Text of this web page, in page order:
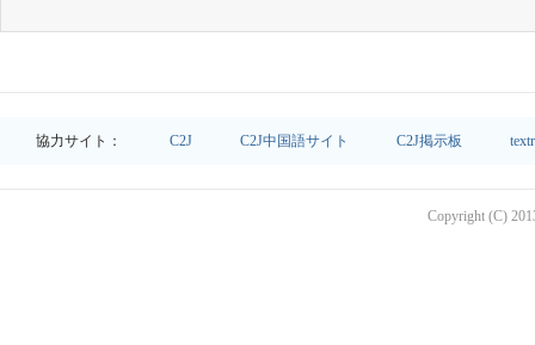
協力サイト： C2J C2J中国語サイト C2J掲示板
Copyright (C)